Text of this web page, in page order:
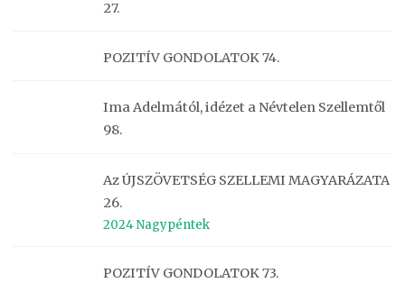
27.
POZITÍV GONDOLATOK 74.
Ima Adelmától, idézet a Névtelen Szellemtől
98.
Az ÚJSZÖVETSÉG SZELLEMI MAGYARÁZATA
26.
2024 Nagypéntek
POZITÍV GONDOLATOK 73.